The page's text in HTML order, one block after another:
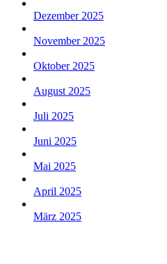
Dezember 2025
November 2025
Oktober 2025
August 2025
Juli 2025
Juni 2025
Mai 2025
April 2025
März 2025